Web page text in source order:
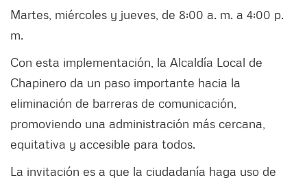
Martes, miércoles y jueves, de 8:00 a. m. a 4:00 p.
m.
Con esta implementación, la Alcaldía Local de
Chapinero da un paso importante hacia la
eliminación de barreras de comunicación,
promoviendo una administración más cercana,
equitativa y accesible para todos.
La invitación es a que la ciudadanía haga uso de